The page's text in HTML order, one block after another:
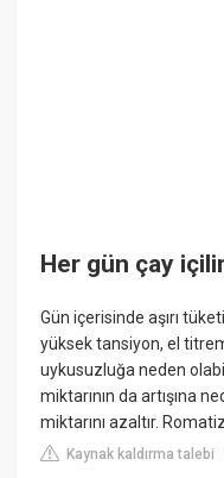
Her gün çay
Gün içerisinde aşırı
yüksek tansiyon, el
uykusuzluğa neden
miktarının da artışına
miktarını azaltır.
Kaynak kaldırma talebi